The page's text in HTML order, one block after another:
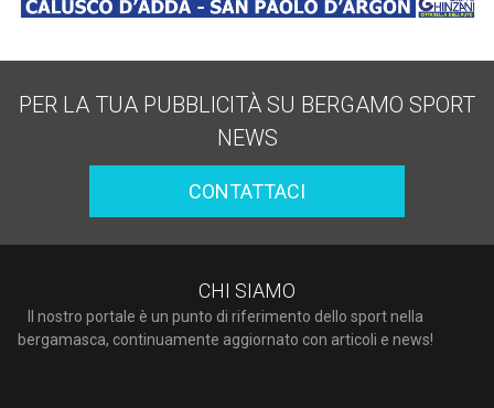
PER LA TUA PUBBLICITÀ SU BERGAMO SPORT
NEWS
CONTATTACI
CHI SIAMO
Il nostro portale è un punto di riferimento dello sport nella
bergamasca, continuamente aggiornato con articoli e news!